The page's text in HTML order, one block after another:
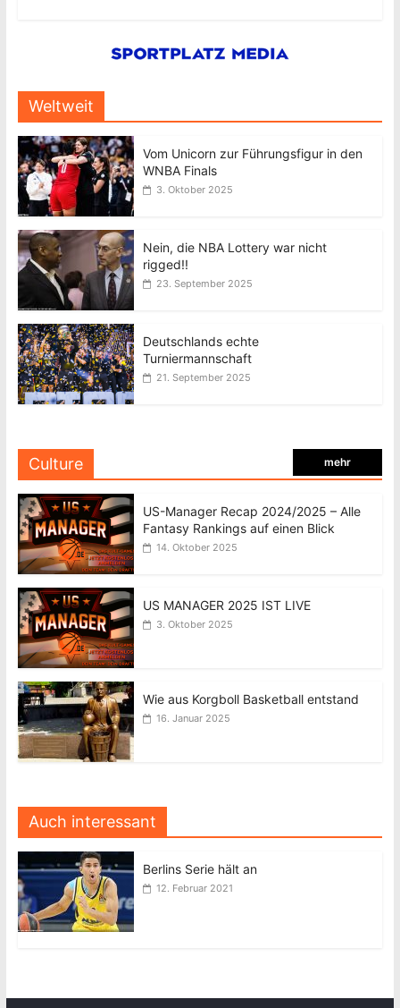
Weltweit
Vom Unicorn zur Führungsfigur in den
WNBA Finals
3. Oktober 2025
Nein, die NBA Lottery war nicht
rigged!!
23. September 2025
Deutschlands echte
Turniermannschaft
21. September 2025
Culture mehr
US-Manager Recap 2024/2025 – Alle
Fantasy Rankings auf einen Blick
14. Oktober 2025
US MANAGER 2025 IST LIVE
3. Oktober 2025
Wie aus Korgboll Basketball entstand
16. Januar 2025
Auch interessant
Berlins Serie hält an
12. Februar 2021